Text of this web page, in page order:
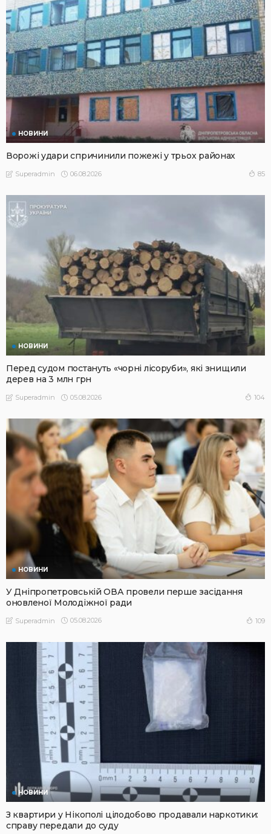
НОВИНИ
Ворожі удари спричинили пожежі у трьох районах
Superadmin 06.08.2026 85
НОВИНИ
Перед судом постануть «чорні лісоруби», які знищили
дерев на 3 млн грн
Superadmin 05.08.2026 104
НОВИНИ
У Дніпропетровській ОВА провели перше засідання
оновленої Молодіжної ради
Superadmin 05.08.2026 109
НОВИНИ
З квартири у Нікополі цілодобово продавали наркотики:
справу передали до суду